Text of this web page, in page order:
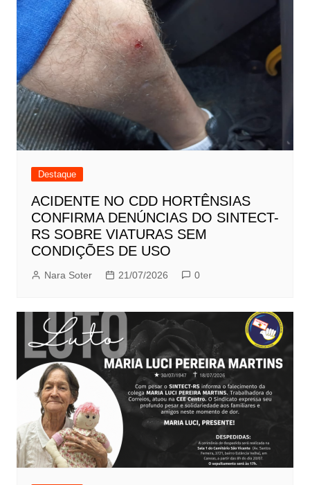
Destaque
ACIDENTE NO CDD HORTÊNSIAS
CONFIRMA DENÚNCIAS DO SINTECT-
RS SOBRE VIATURAS SEM
CONDIÇÕES DE USO
Nara Soter 21/07/2026 0